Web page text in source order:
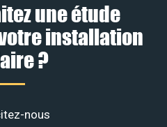
une étude
installation
?
nous